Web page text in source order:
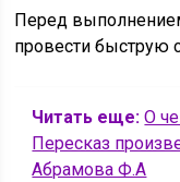
Перед
провести быструю
Читать еще: О
Пересказ
Абрамова Ф.А